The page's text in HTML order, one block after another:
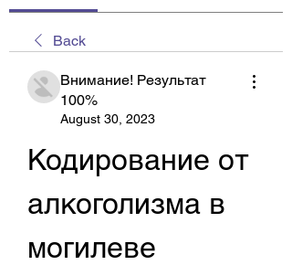
Back
Внимание! Результат
100%
August 30, 2023
Кодирование от
алкоголизма в
могилеве